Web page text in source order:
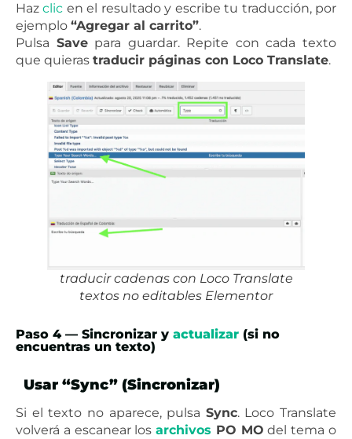
Hazclic en el resultado y escribe tu traducción, por
ejemplo “Agregar al carrito”.
Pulsa Savepara guardar. Repite con cada texto
que quieras traducir páginas con Loco Translate.
traducir cadenas con Loco Translate
textos no editables Elementor
Paso 4 — Sincronizar y actualizar (si no
encuentras un texto)
Usar “Sync” (Sincronizar)
Si el texto no aparece, pulsa Sync. Loco Translate
volverá a escanear losarchivos PO MO del tema o